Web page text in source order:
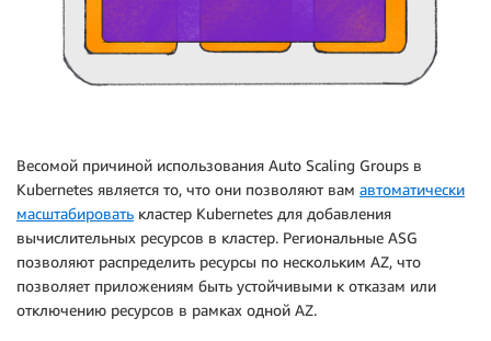
Весомой причиной использования Auto Scaling Groups в
Kubernetes является то, что они позволяют вам автоматически
масштабировать кластер Kubernetes для добавления
вычислительных ресурсов в кластер. Региональные ASG
позволяют распределить ресурсы по нескольким AZ, что
позволяет приложениям быть устойчивыми к отказам или
отключению ресурсов в рамках одной AZ.